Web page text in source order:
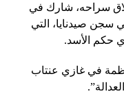
من إطلاق سراحه، شارك في
سجن صيدنايا، التي
حكم الأسد.
في غازي عنتاب